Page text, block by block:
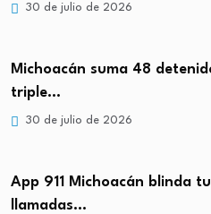
30 de julio de 2026
Michoacán suma 48
triple…
30 de julio de 2026
App 911 Michoacán blinda
llamadas…